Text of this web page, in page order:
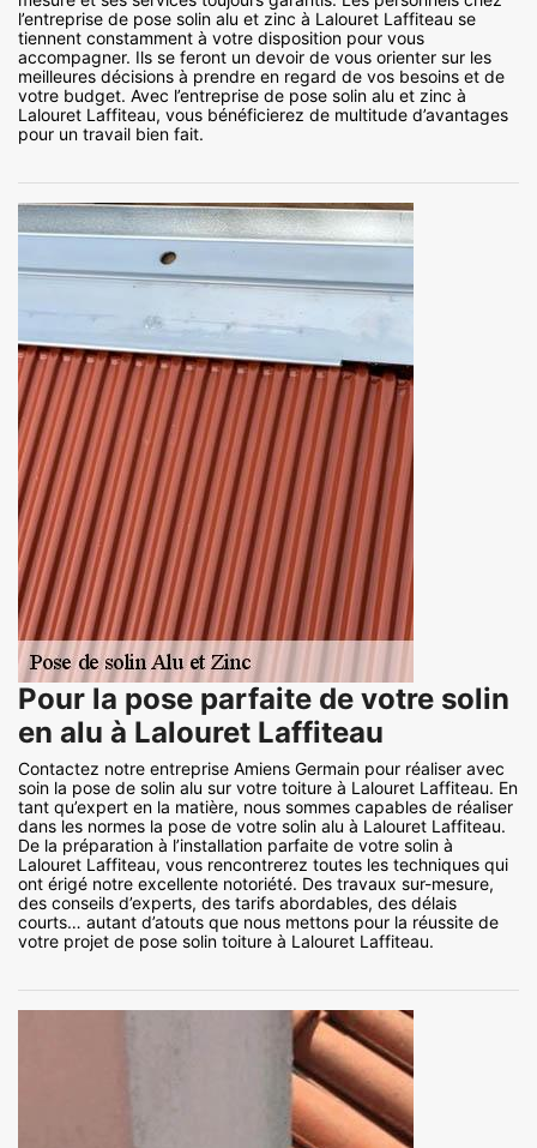
l’entreprise de pose solin alu et zinc à Lalouret Laffiteau se
tiennent constamment à votre disposition pour vous
accompagner. Ils se feront un devoir de vous orienter sur les
meilleures décisions à prendre en regard de vos besoins et de
votre budget. Avec l’entreprise de pose solin alu et zinc à
Lalouret Laffiteau, vous bénéficierez de multitude d’avantages
pour un travail bien fait.
Pour la pose parfaite de votre solin
en alu à Lalouret Laffiteau
Contactez notre entreprise Amiens Germain pour réaliser avec
soin la pose de solin alu sur votre toiture à Lalouret Laffiteau. En
tant qu’expert en la matière, nous sommes capables de réaliser
dans les normes la pose de votre solin alu à Lalouret Laffiteau.
De la préparation à l’installation parfaite de votre solin à
Lalouret Laffiteau, vous rencontrerez toutes les techniques qui
ont érigé notre excellente notoriété. Des travaux sur-mesure,
des conseils d’experts, des tarifs abordables, des délais
courts… autant d’atouts que nous mettons pour la réussite de
votre projet de pose solin toiture à Lalouret Laffiteau.